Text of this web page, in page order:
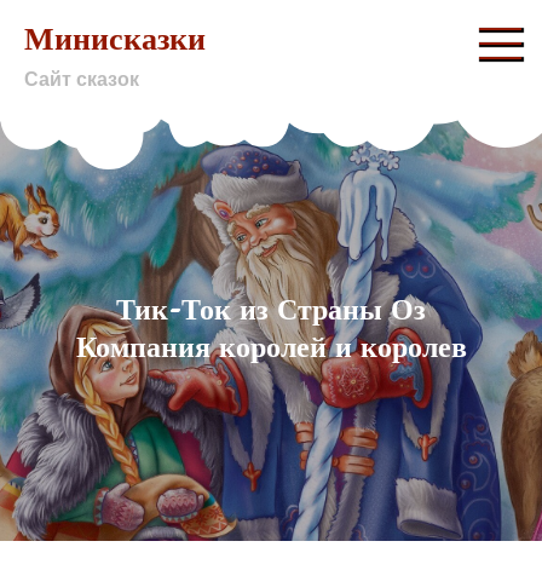
content
Минисказки
Сайт сказок
Тик-Ток из Страны Оз
Компания королей и королев